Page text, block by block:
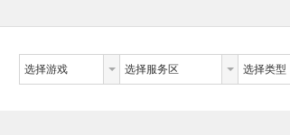
选择游戏 选择服务区 选择类型